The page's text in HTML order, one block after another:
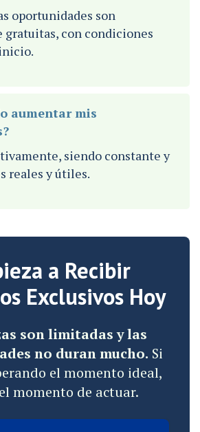
oportunidades son
con condiciones
aumentar mis
siendo constante y
reales y útiles.
a Recibir
Exclusivos Hoy
son limitadas y las
no duran mucho. Si
el momento ideal,
momento de actuar.